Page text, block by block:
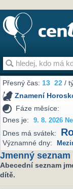
Přesný čas:13 22 /
Znamení
Fáze měsíce:
Dnes je:
9. 8. 2026
Dnes má svátek:
Významné dny:
Jmenný
Abecední seznam
dítě.